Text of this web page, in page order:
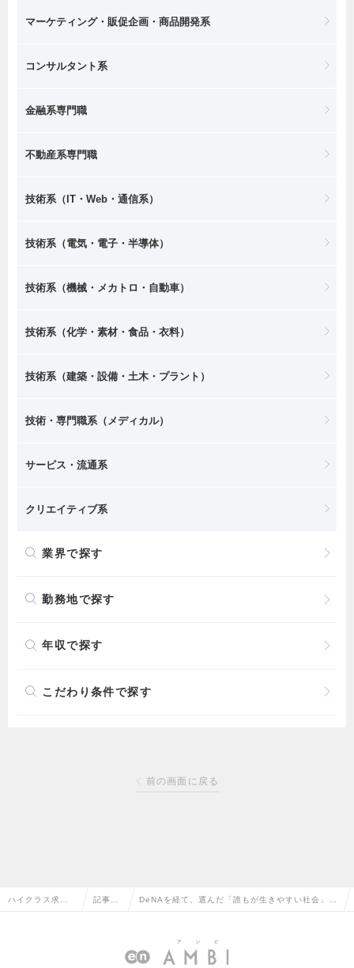
マーケティング・販促企画・商品開発系
コンサルタント系
金融系専門職
不動産系専門職
技術系（IT・Web・通信系）
技術系（電気・電子・半導体）
技術系（機械・メカトロ・自動車）
技術系（化学・素材・食品・衣料）
技術系（建築・設備・土木・プラント）
技術・専門職系（メディカル）
サービス・流通系
クリエイティブ系
業界で探す
勤務地で探す
年収で探す
こだわり条件で探す
前の画面に戻る
ハイクラス求人T 記事一 DeNAを経て、選んだ「誰もが生きやすい社会」実